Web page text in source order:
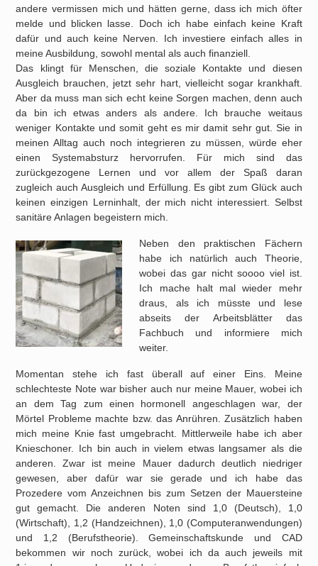
andere vermissen mich und hätten gerne, dass ich mich öfter
melde und blicken lasse. Doch ich habe einfach keine Kraft
dafür und auch keine Nerven. Ich investiere einfach alles in
meine Ausbildung, sowohl mental als auch finanziell.
Das klingt für Menschen, die soziale Kontakte und diesen
Ausgleich brauchen, jetzt sehr hart, vielleicht sogar krankhaft.
Aber da muss man sich echt keine Sorgen machen, denn auch
da bin ich etwas anders als andere. Ich brauche weitaus
weniger Kontakte und somit geht es mir damit sehr gut. Sie in
meinen Alltag auch noch integrieren zu müssen, würde eher
einen Systemabsturz hervorrufen. Für mich sind das
zurückgezogene Lernen und vor allem der Spaß daran
zugleich auch Ausgleich und Erfüllung. Es gibt zum Glück auch
keinen einzigen Lerninhalt, der mich nicht interessiert. Selbst
sanitäre Anlagen begeistern mich.
Neben den praktischen Fächern
habe ich natürlich auch Theorie,
wobei das gar nicht soooo viel ist.
Ich mache halt mal wieder mehr
draus, als ich müsste und lese
abseits der Arbeitsblätter das
Fachbuch und informiere mich
weiter.
Momentan stehe ich fast überall auf einer Eins. Meine
schlechteste Note war bisher auch nur meine Mauer, wobei ich
an dem Tag zum einen hormonell angeschlagen war, der
Mörtel Probleme machte bzw. das Anrühren. Zusätzlich haben
mich meine Knie fast umgebracht. Mittlerweile habe ich aber
Knieschoner. Ich bin auch in vielem etwas langsamer als die
anderen. Zwar ist meine Mauer dadurch deutlich niedriger
gewesen, aber dafür war sie gerade und ich habe das
Prozedere vom Anzeichnen bis zum Setzen der Mauersteine
gut gemacht. Die anderen Noten sind 1,0 (Deutsch), 1,0
(Wirtschaft), 1,2 (Handzeichnen), 1,0 (Computeranwendungen)
und 1,2 (Berufstheorie). Gemeinschaftskunde und CAD
bekommen wir noch zurück, wobei ich da auch jeweils mit